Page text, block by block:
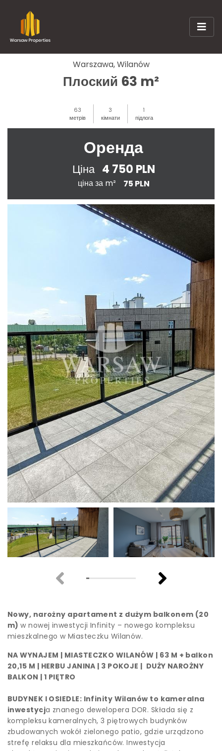
Warszawa, Wilanów
Плоский 63 m²
63
метрів
3
кімнати
1
підлога
Оренда
Ціна 4 750 PLN
ціна за m² 75 PLN
Nowy, narożny apartament z dużym balkonem (20
m)w nowej inwestycji Infinity – nowego kompleksu
mieszkalnego w Miasteczku Wilanów.
NA WYNAJEM | MIASTECZKO WILANÓW | 63 M + balkon
20,15 M | HERBU JANINA | 3 POKOJE | DUŻY NAROŻNY
BALKON | 1 PIĘTRO
BUDYNEK I OSIEDLE: Infinity Wilanów to kameralna
inwestycja znanego dewelopera DOR. Składa się z
kompleksu kameralnych, 3 piętrowych budynków
zbudowanych wokół zielonego patio, gdzie urządzono
strefę relaksu dla mieszkańców. Inwestycja